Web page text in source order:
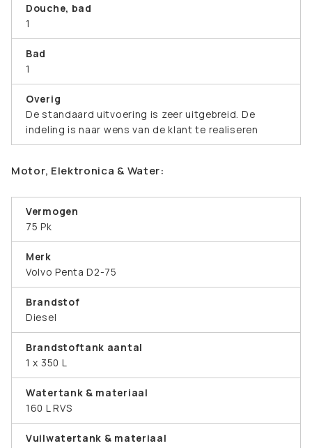
Douche, bad
1
Bad
1
Overig
De standaard uitvoering is zeer uitgebreid. De
indeling is naar wens van de klant te realiseren
Motor, Elektronica & Water:
Vermogen
75 Pk
Merk
Volvo Penta D2-75
Brandstof
Diesel
Brandstoftank aantal
1 x 350 L
Watertank & materiaal
160 L RVS
Vuilwatertank & materiaal